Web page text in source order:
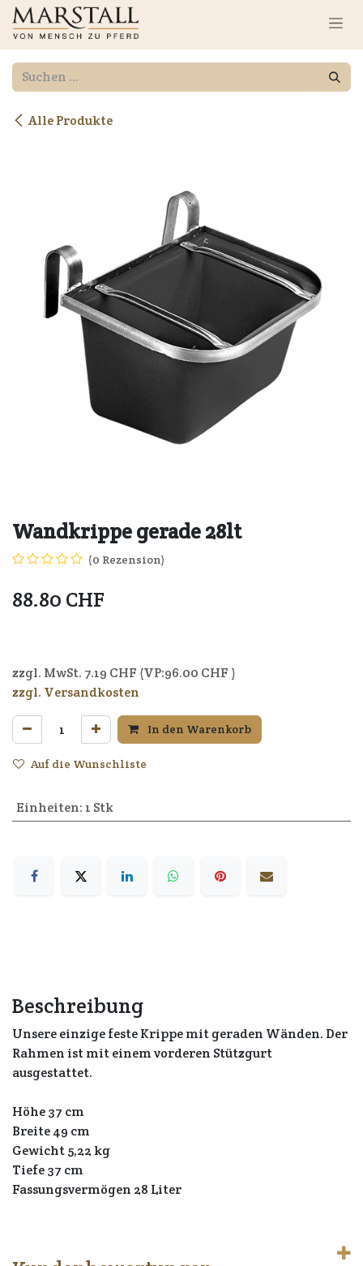
Zum Inhalt springen
Alle Produkte
Wandkrippe gerade 28lt
(0 Rezension)
88.80 CHF
zzgl. MwSt. 7.19 CHF (VP:96.00 CHF )
zzgl. Versandkosten
In den Warenkorb
Auf die Wunschliste
Einheiten: 1 Stk
Beschreibung
Unsere einzige feste Krippe mit geraden Wänden. Der
Rahmen ist mit einem vorderen Stützgurt
ausgestattet.
Höhe 37 cm
Breite 49 cm
Gewicht 5,22 kg
Tiefe 37 cm
Fassungsvermögen 28 Liter